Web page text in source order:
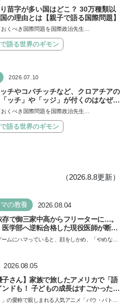
苗字が多い国はどこ？ 30万種類以
の理由とは【親子で語る国際問題】
くべき国際問題を国際政治先生…
語る世界のギモン
2026.07.10
チやコバチッチなど、クロアチアの
ッチ」や「ッジ」が付くのはなぜ？
語る国際問題】
くべき国際問題を国際政治先生…
語る世界のギモン
（2026.8.8更新）
の教養 2026.08.04
存で御三家中高からフリーターに…。
医学部へ逆転合格した現役医師が断言
の経験が受験勉強に役立った」そう考
ムにハマっていると、顔をしかめ、「やめなさ
2026.08.05
子さん】家族で旅したアメリカで「語
ンドも！ 子どもの成長はすごかった」
とめた映画『パウ・パトロール ザ・ダ
」の愛称で親しまれる人気アニメ「パウ・パトロ